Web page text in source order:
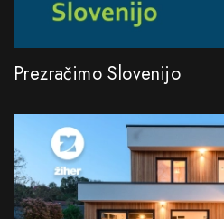
Prezračimo Slovenijo